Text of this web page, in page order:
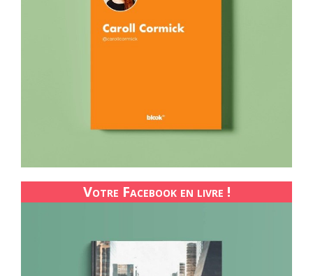
Votre Facebook en livre !